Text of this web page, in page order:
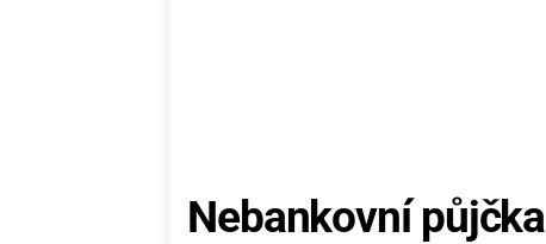
Nebankovní půjčka